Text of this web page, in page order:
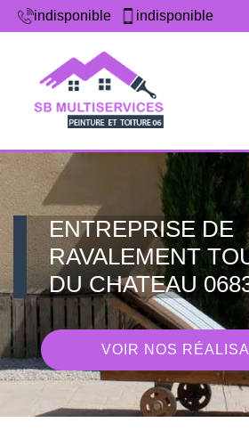
indisponible indisponible
ENTREPRISE DE
RAVALEMENT
DU CHATEAU
VOIR NOS